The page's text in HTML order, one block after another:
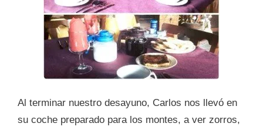
Al terminar nuestro desayuno, Carlos nos llevó en
su coche preparado para los montes, a ver zorros,